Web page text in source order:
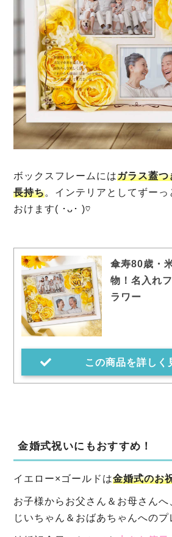
ボックスフレームにはガラス蓋つ
長持ち。 インテリアとしてずーっ
おけます( ･ᴗ･ )♡
傘寿80歳・
物！名入れ
ラワー
この商品を詳しく
金婚式祝いにもおすすめ！
イエロー×ゴールドは金婚式のお
お子様からお父さん＆お母さんへ
じいちゃん＆おばあちゃんへの